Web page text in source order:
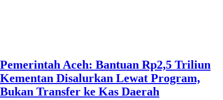
Pemerintah Aceh: Bantuan Rp2,5 Triliun
Kementan Disalurkan Lewat Program,
Bukan Transfer ke Kas Daerah